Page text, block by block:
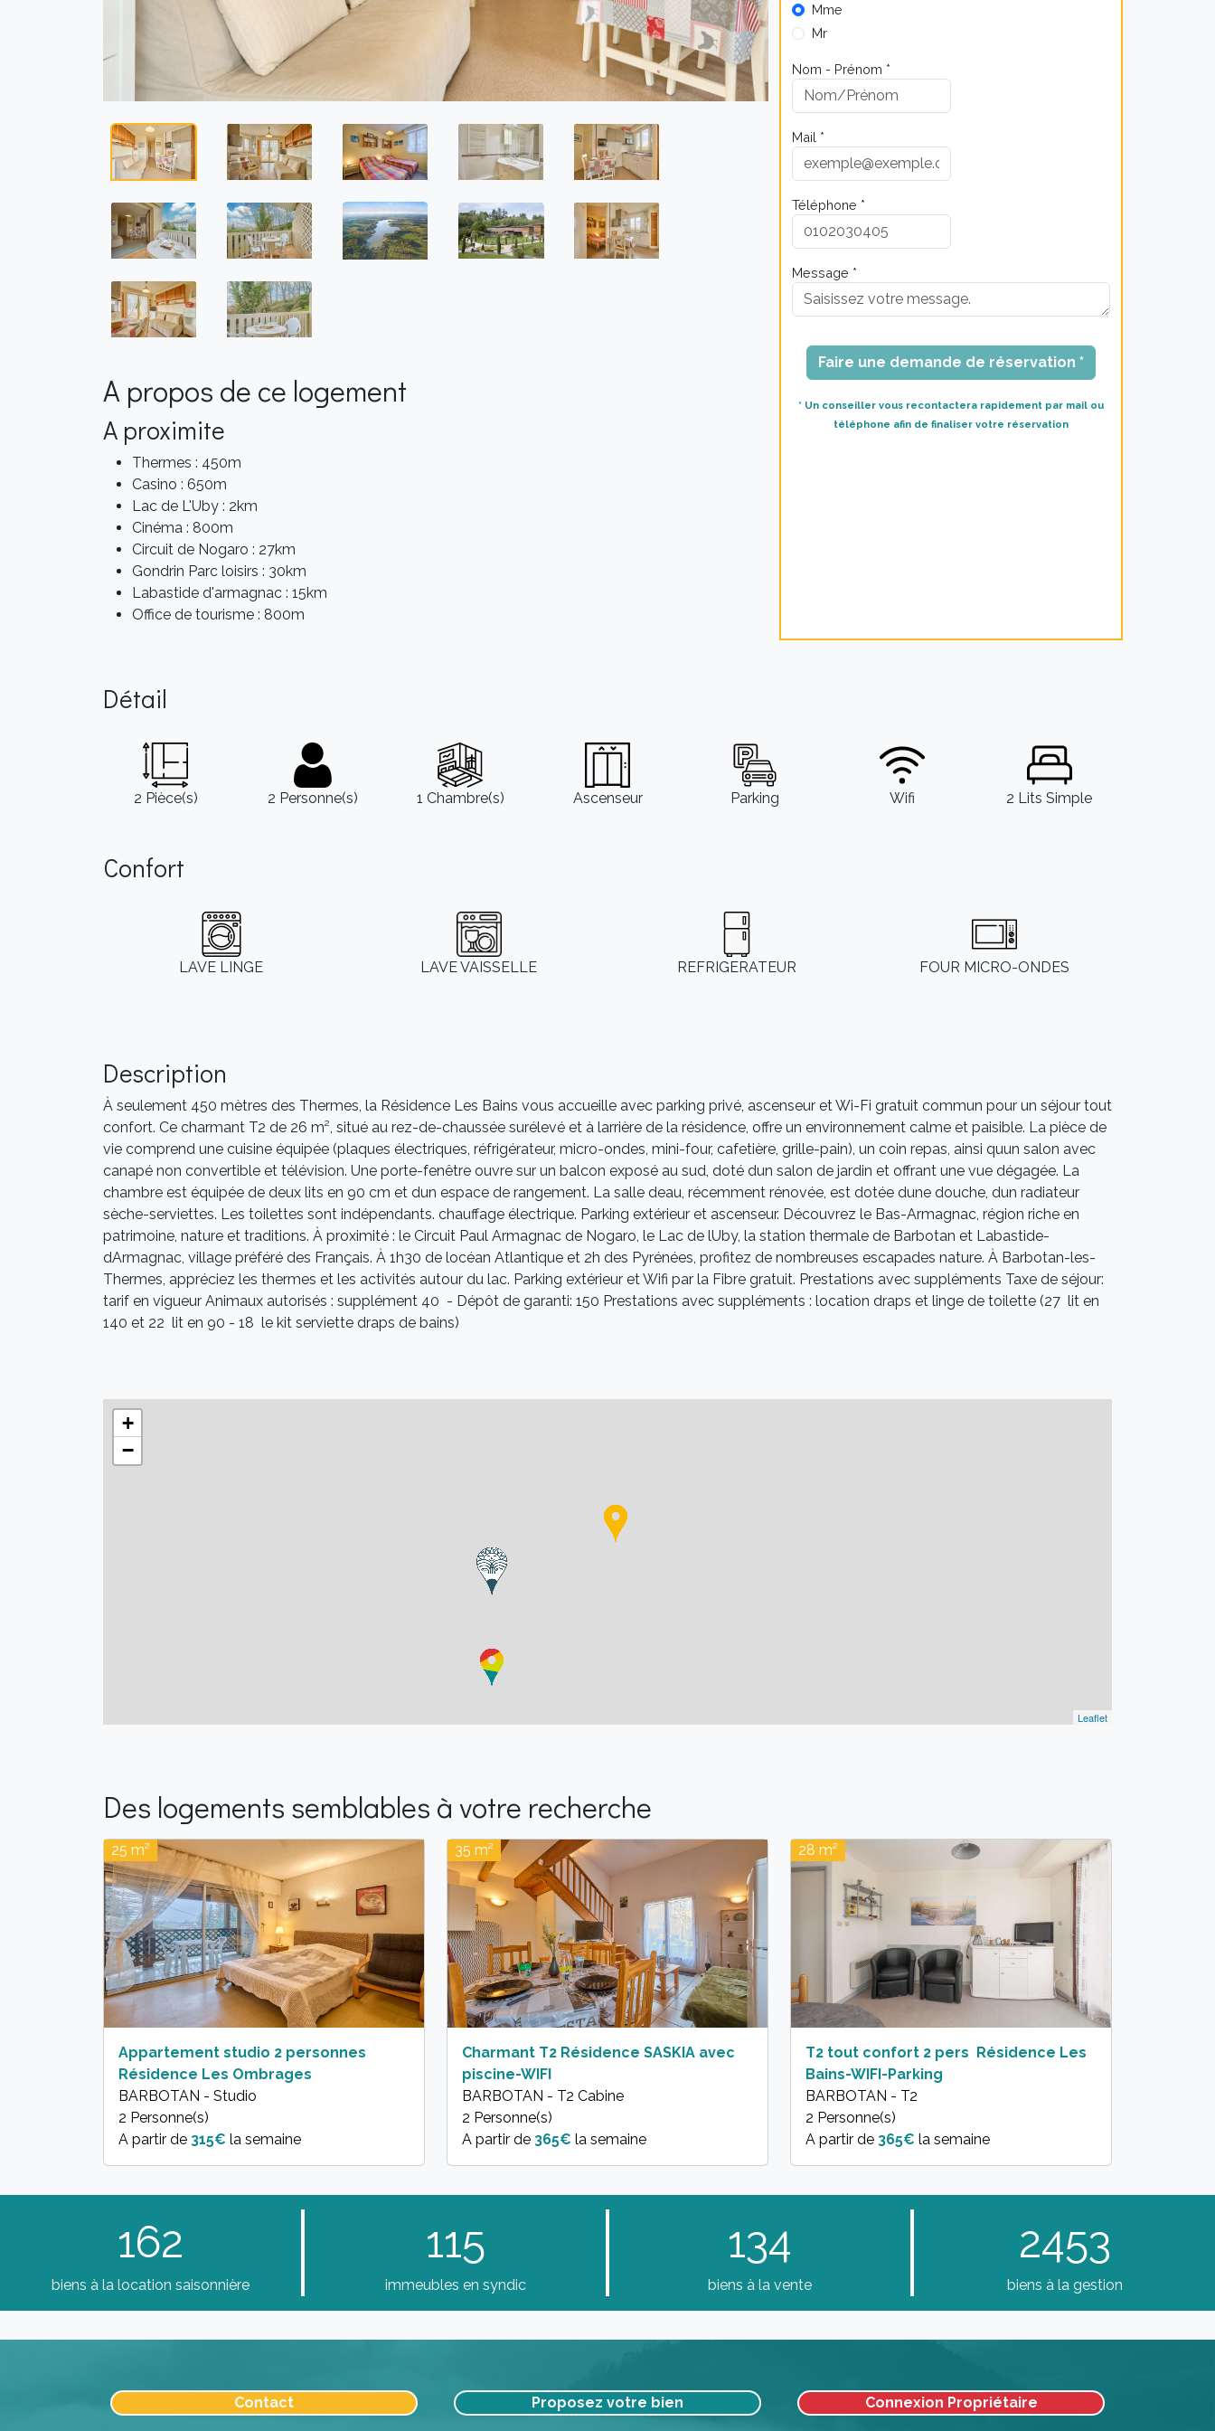
A propos de ce logement
A proximite
Thermes : 450m
Casino : 650m
Lac de L'Uby : 2km
Cinéma : 800m
Circuit de Nogaro : 27km
Gondrin Parc loisirs : 30km
Labastide d'armagnac : 15km
Office de tourisme : 800m
Mme
Mr
Nom - Prénom *
Mail *
Téléphone *
Message *
Faire une demande de réservation *
* Un conseiller vous recontactera rapidement par mail ou
téléphone afin de finaliser votre réservation
Détail
2 Pièce(s) 2 Personne(s) 1 Chambre(s) Ascenseur Parking Wifi 2 Lits Simple
Confort
LAVE LINGE LAVE VAISSELLE REFRIGERATEUR FOUR MICRO-ONDES
Description
À seulement 450 mètres des Thermes, la Résidence Les Bains vous accueille avec parking privé, ascenseur et Wi-Fi gratuit commun pour un séjour tout
confort. Ce charmant T2 de 26 m², situé au rez-de-chaussée surélevé et à larrière de la résidence, offre un environnement calme et paisible. La pièce de
vie comprend une cuisine équipée (plaques électriques, réfrigérateur, micro-ondes, mini-four, cafetière, grille-pain), un coin repas, ainsi quun salon avec
canapé non convertible et télévision. Une porte-fenêtre ouvre sur un balcon exposé au sud, doté dun salon de jardin et offrant une vue dégagée. La
chambre est équipée de deux lits en 90 cm et dun espace de rangement. La salle deau, récemment rénovée, est dotée dune douche, dun radiateur
sèche-serviettes. Les toilettes sont indépendants. chauffage électrique. Parking extérieur et ascenseur. Découvrez le Bas-Armagnac, région riche en
patrimoine, nature et traditions. À proximité : le Circuit Paul Armagnac de Nogaro, le Lac de lUby, la station thermale de Barbotan et Labastide-
dArmagnac, village préféré des Français. À 1h30 de locéan Atlantique et 2h des Pyrénées, profitez de nombreuses escapades nature. À Barbotan-les-
Thermes, appréciez les thermes et les activités autour du lac. Parking extérieur et Wifi par la Fibre gratuit. Prestations avec suppléments Taxe de séjour:
tarif en vigueur Animaux autorisés : supplément 40  - Dépôt de garanti: 150 Prestations avec suppléments : location draps et linge de toilette (27  lit en
140 et 22  lit en 90 - 18  le kit serviette draps de bains)
+
−
Leaflet
Des logements semblables à votre recherche
25 m²
Appartement studio 2 personnes
Résidence Les Ombrages
BARBOTAN - Studio
2 Personne(s)
A partir de 315€ la semaine
35 m²
Charmant T2 Résidence SASKIA avec
piscine-WIFI
BARBOTAN - T2 Cabine
2 Personne(s)
A partir de 365€ la semaine
28 m²
T2 tout confort 2 pers  Résidence Les
Bains-WIFI-Parking
BARBOTAN - T2
2 Personne(s)
A partir de 365€ la semaine
162
biens à la location saisonnière
115
immeubles en syndic
134
biens à la vente
2453
biens à la gestion
Contact Proposez votre bien Connexion Propriétaire